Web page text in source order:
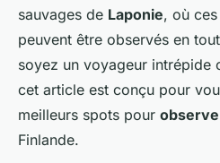
sauvages de Laponie, où
peuvent être observés en
soyez un voyageur intrépide
cet article est conçu pour
meilleurs spots pour
Finlande.